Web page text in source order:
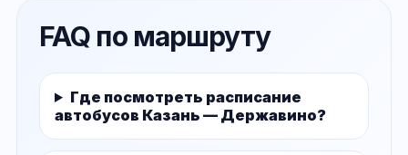
FAQ по маршруту
Где посмотреть расписание
автобусов Казань — Державино?